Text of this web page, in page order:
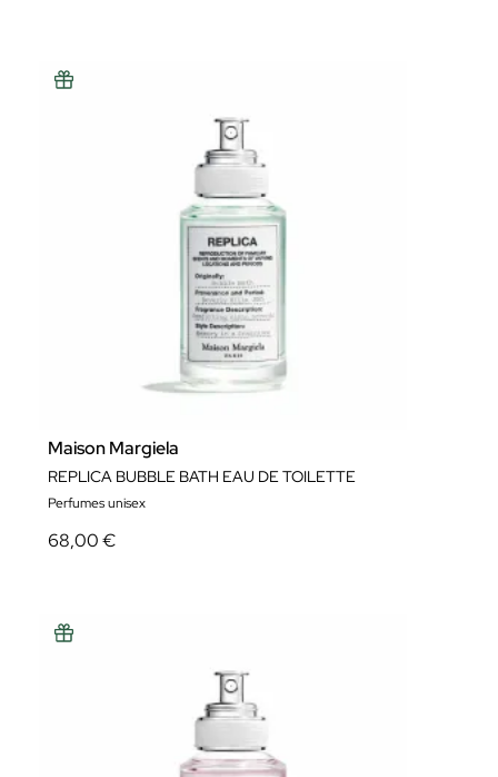
Maison Margiela
REPLICA BUBBLE BATH EAU DE TOILETTE
Perfumes unisex
68,00 €